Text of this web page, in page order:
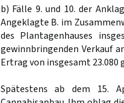
b) Fälle 9. und 10. der
Angeklagte B. im
des Plantagenhauses
gewinnbringenden Verkauf
Ertrag von insgesamt
Spätestens ab dem 15.